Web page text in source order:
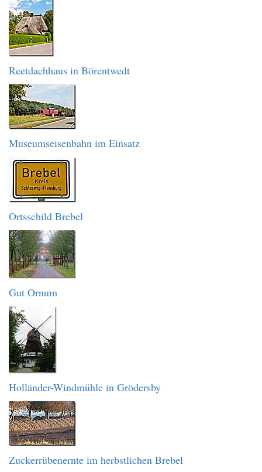
Reetdachhaus in Börentwedt
Museumseisenbahn im Einsatz
Ortsschild Brebel
Gut Ornum
Holländer-Windmühle in Grödersby
Zuckerrübenernte im herbstlichen Brebel